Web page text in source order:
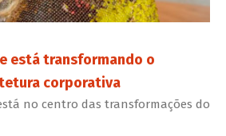
está transformando o
corporativa
no centro das transformações do